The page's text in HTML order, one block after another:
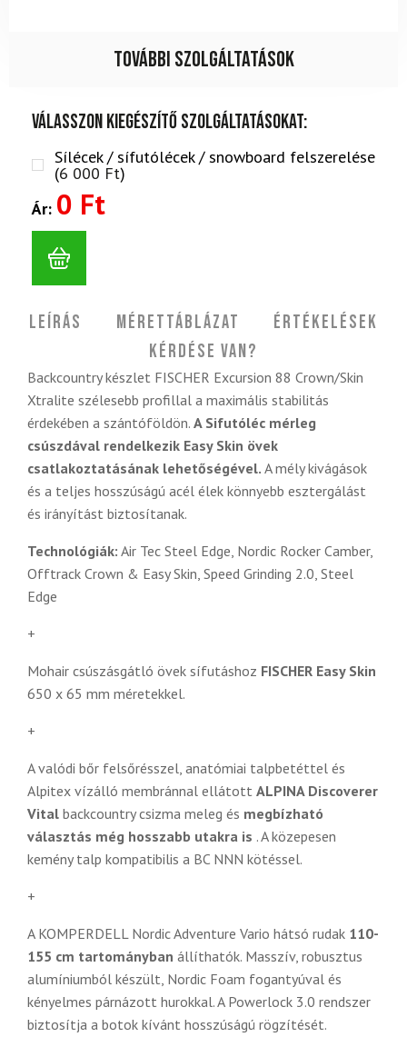
További szolgáltatások
Válasszon kiegészítő szolgáltatásokat:
Sílécek / sífutólécek / snowboard felszerelése
(6 000 Ft)
Ár: 0 Ft
Leírás Mérettáblázat
Értékelések
Kérdése van?
Backcountry készlet FISCHER Excursion 88 Crown/Skin
Xtralite szélesebb profillal a maximális stabilitás
érdekében a szántóföldön. A Sifutóléc mérleg
csúszdával rendelkezik Easy Skin övek
csatlakoztatásának lehetőségével. A mély kivágások
és a teljes hosszúságú acél élek könnyebb esztergálást
és irányítást biztosítanak.
Technológiák: Air Tec Steel Edge, Nordic Rocker Camber,
Offtrack Crown & Easy Skin, Speed Grinding 2.0, Steel
Edge
+
Mohair csúszásgátló övek sífutáshoz FISCHER Easy Skin
650 x 65 mm méretekkel.
+
A valódi bőr felsőrésszel, anatómiai talpbetéttel és
Alpitex vízálló membránnal ellátott ALPINA Discoverer
Vital backcountry csizma meleg és megbízható
választás még hosszabb utakra is . A közepesen
kemény talp kompatibilis a BC NNN kötéssel.
+
A KOMPERDELL Nordic Adventure Vario hátsó rudak 110-
155 cm tartományban állíthatók. Masszív, robusztus
alumíniumból készült, Nordic Foam fogantyúval és
kényelmes párnázott hurokkal. A Powerlock 3.0 rendszer
biztosítja a botok kívánt hosszúságú rögzítését.